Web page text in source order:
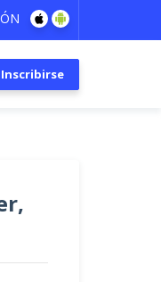
Inscribirse